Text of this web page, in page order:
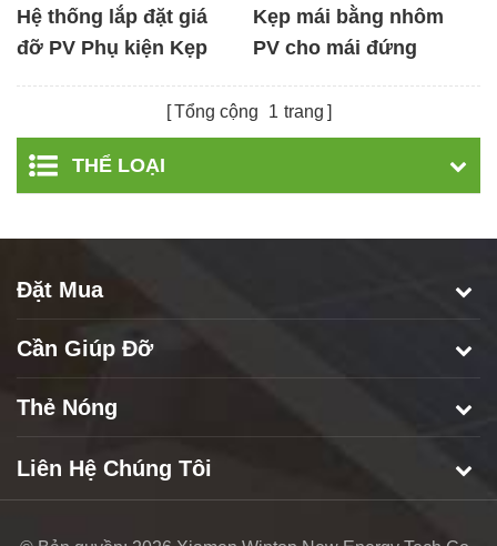
Hệ thống lắp đặt giá
đỡ PV Phụ kiện Kẹp
Kẹp mái bằng nhôm
PV cho mái đứng
Tổng cộng 1 trang
THỂ LOẠI
Đặt Mua
Cần Giúp Đỡ
Thẻ Nóng
Liên Hệ Chúng Tôi